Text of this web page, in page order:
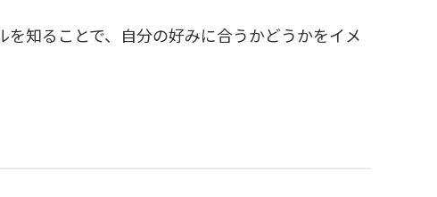
知ることで、自分の好みに合うかどうかをイメ